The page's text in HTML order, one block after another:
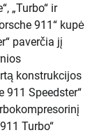
„Turbo“ ir
911“ kupė
paverčia jį
konstrukcijos
911 Speedster“
Turbo“